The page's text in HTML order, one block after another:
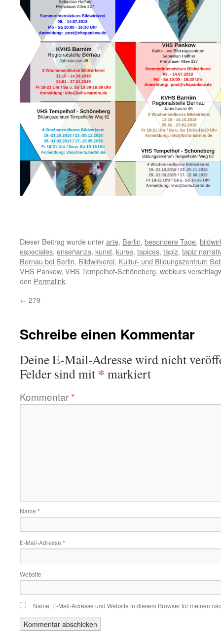
Dieser Beitrag wurde unterarte, Berlin, besondere Tage,
especiales, enseñanza, kunst, kurse, tapices, tapiz, tapiz
Bernau bei Berlin, Bildwirkerei, Kultur- und Bildungszentrum
VHS Pankow, VHS Tempelhof-Schöneberg, webkurs
den Permalink.
← 279
Schreibe einen Kommentar
Deine E-Mail-Adresse wird nicht
Felder sind mit * markiert
Kommentar*
Name *
E-Mail-Adresse *
Website
Name, E-Mail-Adresse und Website in diesem Browser für meinen